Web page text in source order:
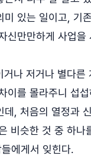
미 있는 일이고, 기
신만만하게 사업을
거나 저거나 별다른
이를 몰라주니 섭
데, 처음의 열정과
비슷한 것 중 하나
에게서 잊힌다.